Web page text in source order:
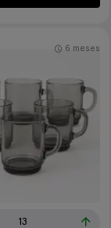
13
6 meses